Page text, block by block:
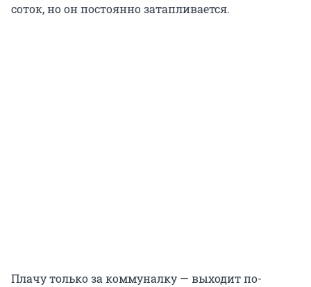
соток, но он постоянно затапливается.
Плачу только за коммуналку — выходит по-